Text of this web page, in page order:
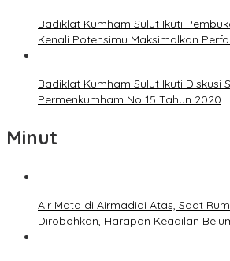
Badiklat Kumham Sulut Ikuti
Kenali Potensimu Maksimalkan
Badiklat Kumham Sulut Ikuti Diskusi
Permenkumham No 15 Tahun 2020
Minut
Air Mata di Airmadidi Atas, Saat
Dirobohkan, Harapan Keadilan